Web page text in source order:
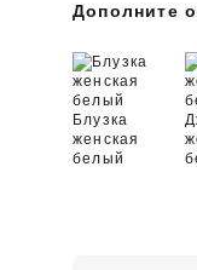
Дополните
Блузка
женская
белый